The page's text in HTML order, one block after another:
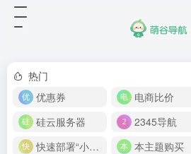
热门
优惠券
电商比价
硅云服务器
2345导航
快速部署“小龙虾”
本主题购买